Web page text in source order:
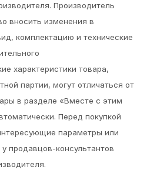
Производитель
вносить изменения в
комплектацию и технические
характеристики товара,
партии, могут отличаться от
в разделе «Вместе с этим
Перед покупкой
параметры или
продавцов-консультантов